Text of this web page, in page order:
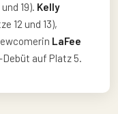
19). Kelly
12 und 13),
LaFee
auf Platz 5.